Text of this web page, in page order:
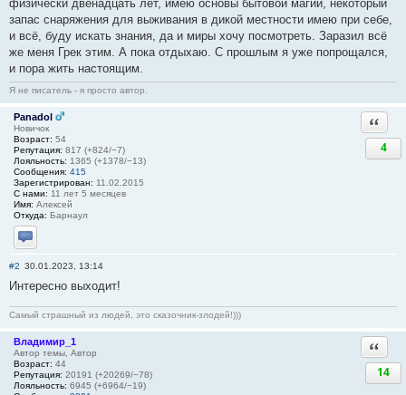
физически двенадцать лет, имею основы бытовой магии, некоторый
запас снаряжения для выживания в дикой местности имею при себе,
и всё, буду искать знания, да и миры хочу посмотреть. Заразил всё
же меня Грек этим. А пока отдыхаю. С прошлым я уже попрощался,
и пора жить настоящим.
Я не писатель - я просто автор.
Panadol
Новичок
Возраст: 54
Репутация: 817 (+824/−7)
Лояльность: 1365 (+1378/−13)
Сообщения: 415
Зарегистрирован: 11.02.2015
С нами: 11 лет 5 месяцев
Имя: Алексей
Откуда: Барнаул
Отправить личное сообщение
4
#2 30.01.2023, 13:14
Интересно выходит!
Самый страшный из людей, это сказочник-злодей!)))
Владимир_1
Автор темы, Автор
Возраст: 44
Репутация: 20191 (+20269/−78)
Лояльность: 6945 (+6964/−19)
14